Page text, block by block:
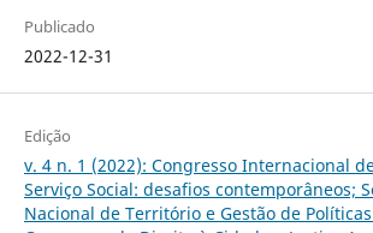
Publicado
2022-12-31
Edição
v. 4 n. 1 (2022): Congresso Internacional
Serviço Social: desafios contemporâneos;
Nacional de Território e Gestão de